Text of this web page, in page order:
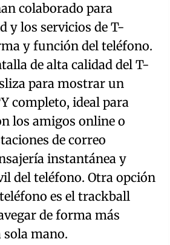
colaborado para
y los servicios de T-
y función del teléfono.
de alta calidad del T-
para mostrar un
completo, ideal para
los amigos online o
de correo
instantánea y
del teléfono. Otra opción
es el trackball
de forma más
sola mano.